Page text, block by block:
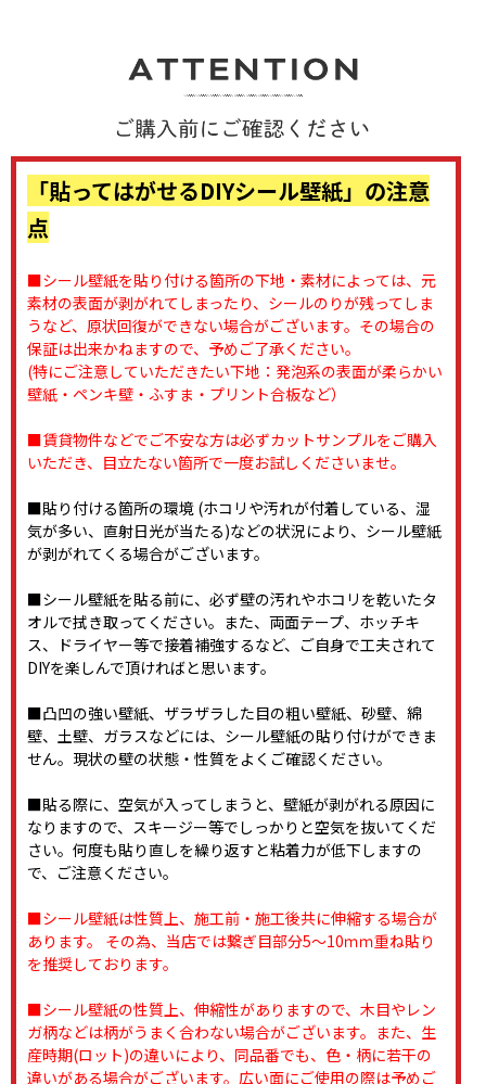
「貼ってはがせるDIYシール壁紙」の注意
点
■シール壁紙を貼り付ける箇所の下地・素材によっては、元
素材の表面が剥がれてしまったり、シールのりが残ってしま
うなど、原状回復ができない場合がございます。その場合の
保証は出来かねますので、予めご了承ください。
(特にご注意していただきたい下地：発泡系の表面が柔らかい
壁紙・ペンキ壁・ふすま・プリント合板など）
■賃貸物件などでご不安な方は必ずカットサンプルをご購入
いただき、目立たない箇所で一度お試しくださいませ。
■貼り付ける箇所の環境 (ホコリや汚れが付着している、湿
気が多い、直射日光が当たる)などの状況により、シール壁紙
が剥がれてくる場合がございます。
■シール壁紙を貼る前に、必ず壁の汚れやホコリを乾いたタ
オルで拭き取ってください。また、両面テープ、ホッチキ
ス、ドライヤー等で接着補強するなど、ご自身で工夫されて
DIYを楽しんで頂ければと思います。
■凸凹の強い壁紙、ザラザラした目の粗い壁紙、砂壁、綿
壁、土壁、ガラスなどには、シール壁紙の貼り付けができま
せん。現状の壁の状態・性質をよくご確認ください。
■貼る際に、空気が入ってしまうと、壁紙が剥がれる原因に
なりますので、スキージー等でしっかりと空気を抜いてくだ
さい。何度も貼り直しを繰り返すと粘着力が低下しますの
で、ご注意ください。
■シール壁紙は性質上、施工前・施工後共に伸縮する場合が
あります。 その為、当店では繋ぎ目部分5～10ｍｍ重ね貼り
を推奨しております。
■シール壁紙の性質上、伸縮性がありますので、木目やレン
ガ柄などは柄がうまく合わない場合がございます。また、生
産時期(ロット)の違いにより、同品番でも、色・柄に若干の
違いがある場合がございます。広い面にご使用の際は予めご